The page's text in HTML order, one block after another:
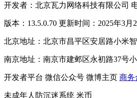
开发者：北京瓦力网络科技有限公司
版本：13.5.0.70 更新时间：2025年3月
北京地址：北京市昌平区安居路小米
南京地址：南京市建邺区永初路37号
开发者平台 微信公众号 微博主页 商务
未成年人防沉迷系统 米币